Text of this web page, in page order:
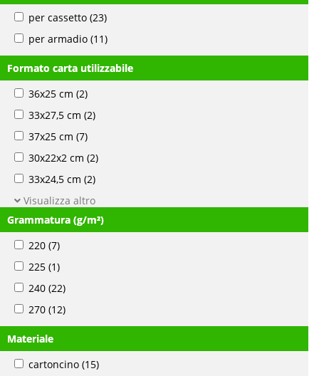
per cassetto (23)
per armadio (11)
Formato carta utilizzabile
36x25 cm (2)
33x27,5 cm (2)
37x25 cm (7)
30x22x2 cm (2)
33x24,5 cm (2)
Visualizza altro
Grammatura (g/m²)
220 (7)
225 (1)
240 (22)
270 (12)
Materiale
cartoncino (15)